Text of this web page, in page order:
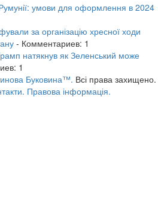
умови для оформлення в 2024
за організацію хресної ходи
- Комментариев: 1
натякнув як Зеленський може
1
Буковина™. Всі права захищено.
Правова інформація.